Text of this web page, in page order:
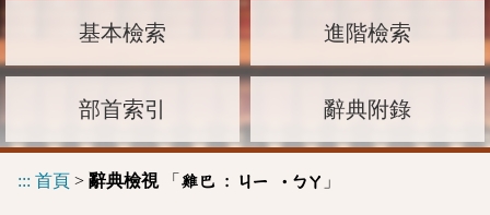
基本檢索 進階檢索
部首索引 辭典附錄
::: 首頁 > 辭典檢視「 雞巴 : ㄐㄧ ˙ㄅㄚ 」